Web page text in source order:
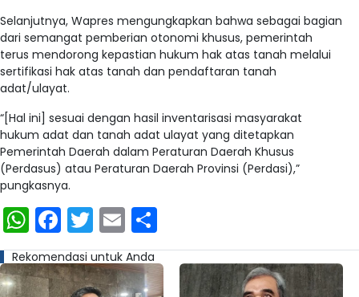
Selanjutnya, Wapres mengungkapkan bahwa sebagai bagian
dari semangat pemberian otonomi khusus, pemerintah
terus mendorong kepastian hukum hak atas tanah melalui
sertifikasi hak atas tanah dan pendaftaran tanah
adat/ulayat.
“[Hal ini] sesuai dengan hasil inventarisasi masyarakat
hukum adat dan tanah adat ulayat yang ditetapkan
Pemerintah Daerah dalam Peraturan Daerah Khusus
(Perdasus) atau Peraturan Daerah Provinsi (Perdasi),”
pungkasnya.
WhatsApp
Facebook
Twitter
Email
Rekomendasi untuk Anda